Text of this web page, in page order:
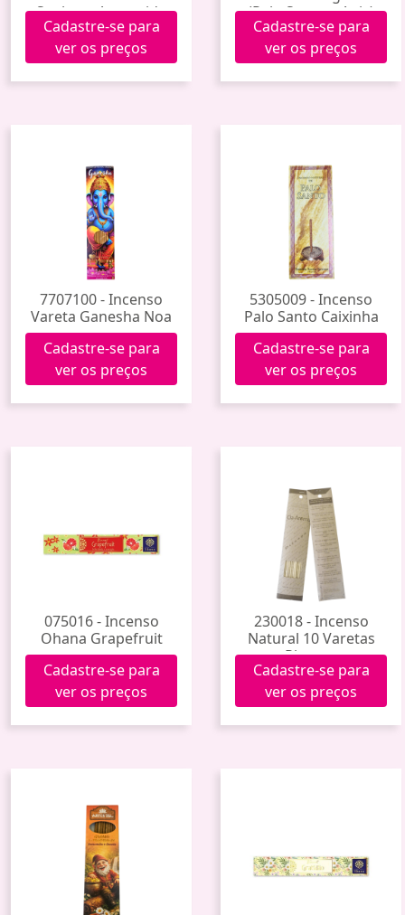
Senhora Aparecida
Noa
Cadastre-se para
ver os preços
(Palo Santo e Anis)
Noa
Cadastre-se para
ver os preços
7707100 - Incenso
Vareta Ganesha Noa
Cadastre-se para
ver os preços
5305009 - Incenso
Palo Santo Caixinha
Cadastre-se para
ver os preços
075016 - Incenso
Ohana Grapefruit
Cadastre-se para
ver os preços
230018 - Incenso
Natural 10 Varetas
Pitanga
Cadastre-se para
ver os preços